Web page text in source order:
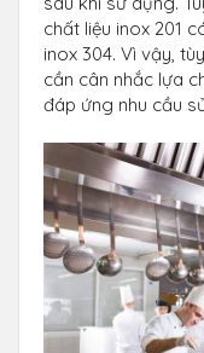
chất liệu inox 201
inox 304. Vì vậy,
cần cân nhắc lựa
đáp ứng nhu cầu